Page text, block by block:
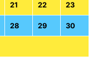
21 22 23
28 29 30